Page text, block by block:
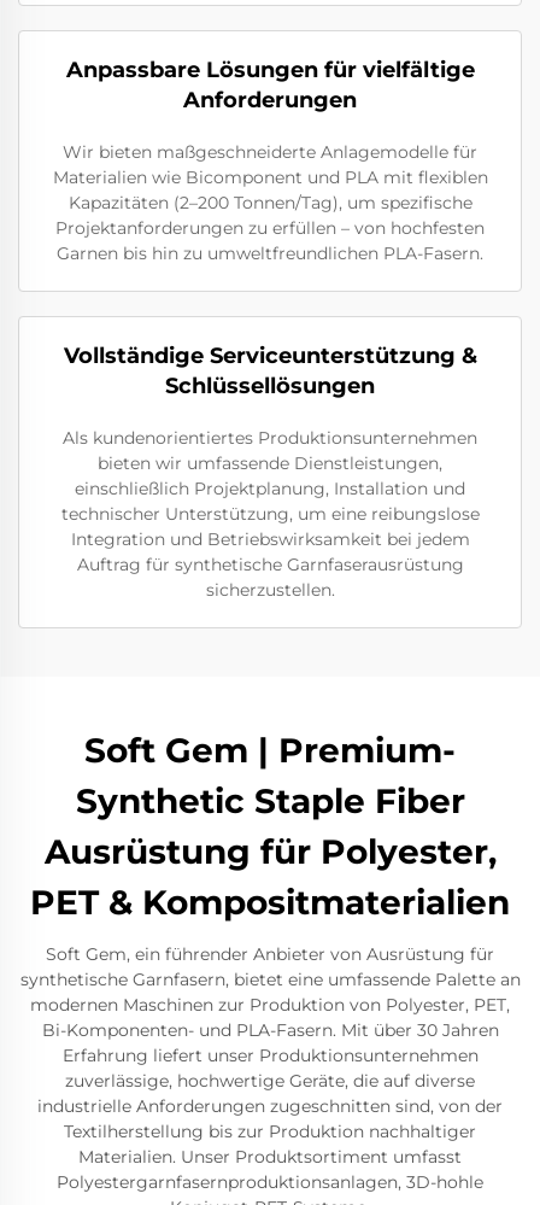
Anpassbare Lösungen für vielfältige
Anforderungen
Wir bieten maßgeschneiderte Anlagemodelle für
Materialien wie Bicomponent und PLA mit flexiblen
Kapazitäten (2–200 Tonnen/Tag), um spezifische
Projektanforderungen zu erfüllen – von hochfesten
Garnen bis hin zu umweltfreundlichen PLA-Fasern.
Vollständige Serviceunterstützung &
Schlüssellösungen
Als kundenorientiertes Produktionsunternehmen
bieten wir umfassende Dienstleistungen,
einschließlich Projektplanung, Installation und
technischer Unterstützung, um eine reibungslose
Integration und Betriebswirksamkeit bei jedem
Auftrag für synthetische Garnfaserausrüstung
sicherzustellen.
Soft Gem | Premium-
Synthetic Staple Fiber
Ausrüstung für Polyester,
PET & Kompositmaterialien
Soft Gem, ein führender Anbieter von Ausrüstung für
synthetische Garnfasern, bietet eine umfassende Palette an
modernen Maschinen zur Produktion von Polyester, PET,
Bi-Komponenten- und PLA-Fasern. Mit über 30 Jahren
Erfahrung liefert unser Produktionsunternehmen
zuverlässige, hochwertige Geräte, die auf diverse
industrielle Anforderungen zugeschnitten sind, von der
Textilherstellung bis zur Produktion nachhaltiger
Materialien. Unser Produktsortiment umfasst
Polyestergarnfasernproduktionsanlagen, 3D-hohle